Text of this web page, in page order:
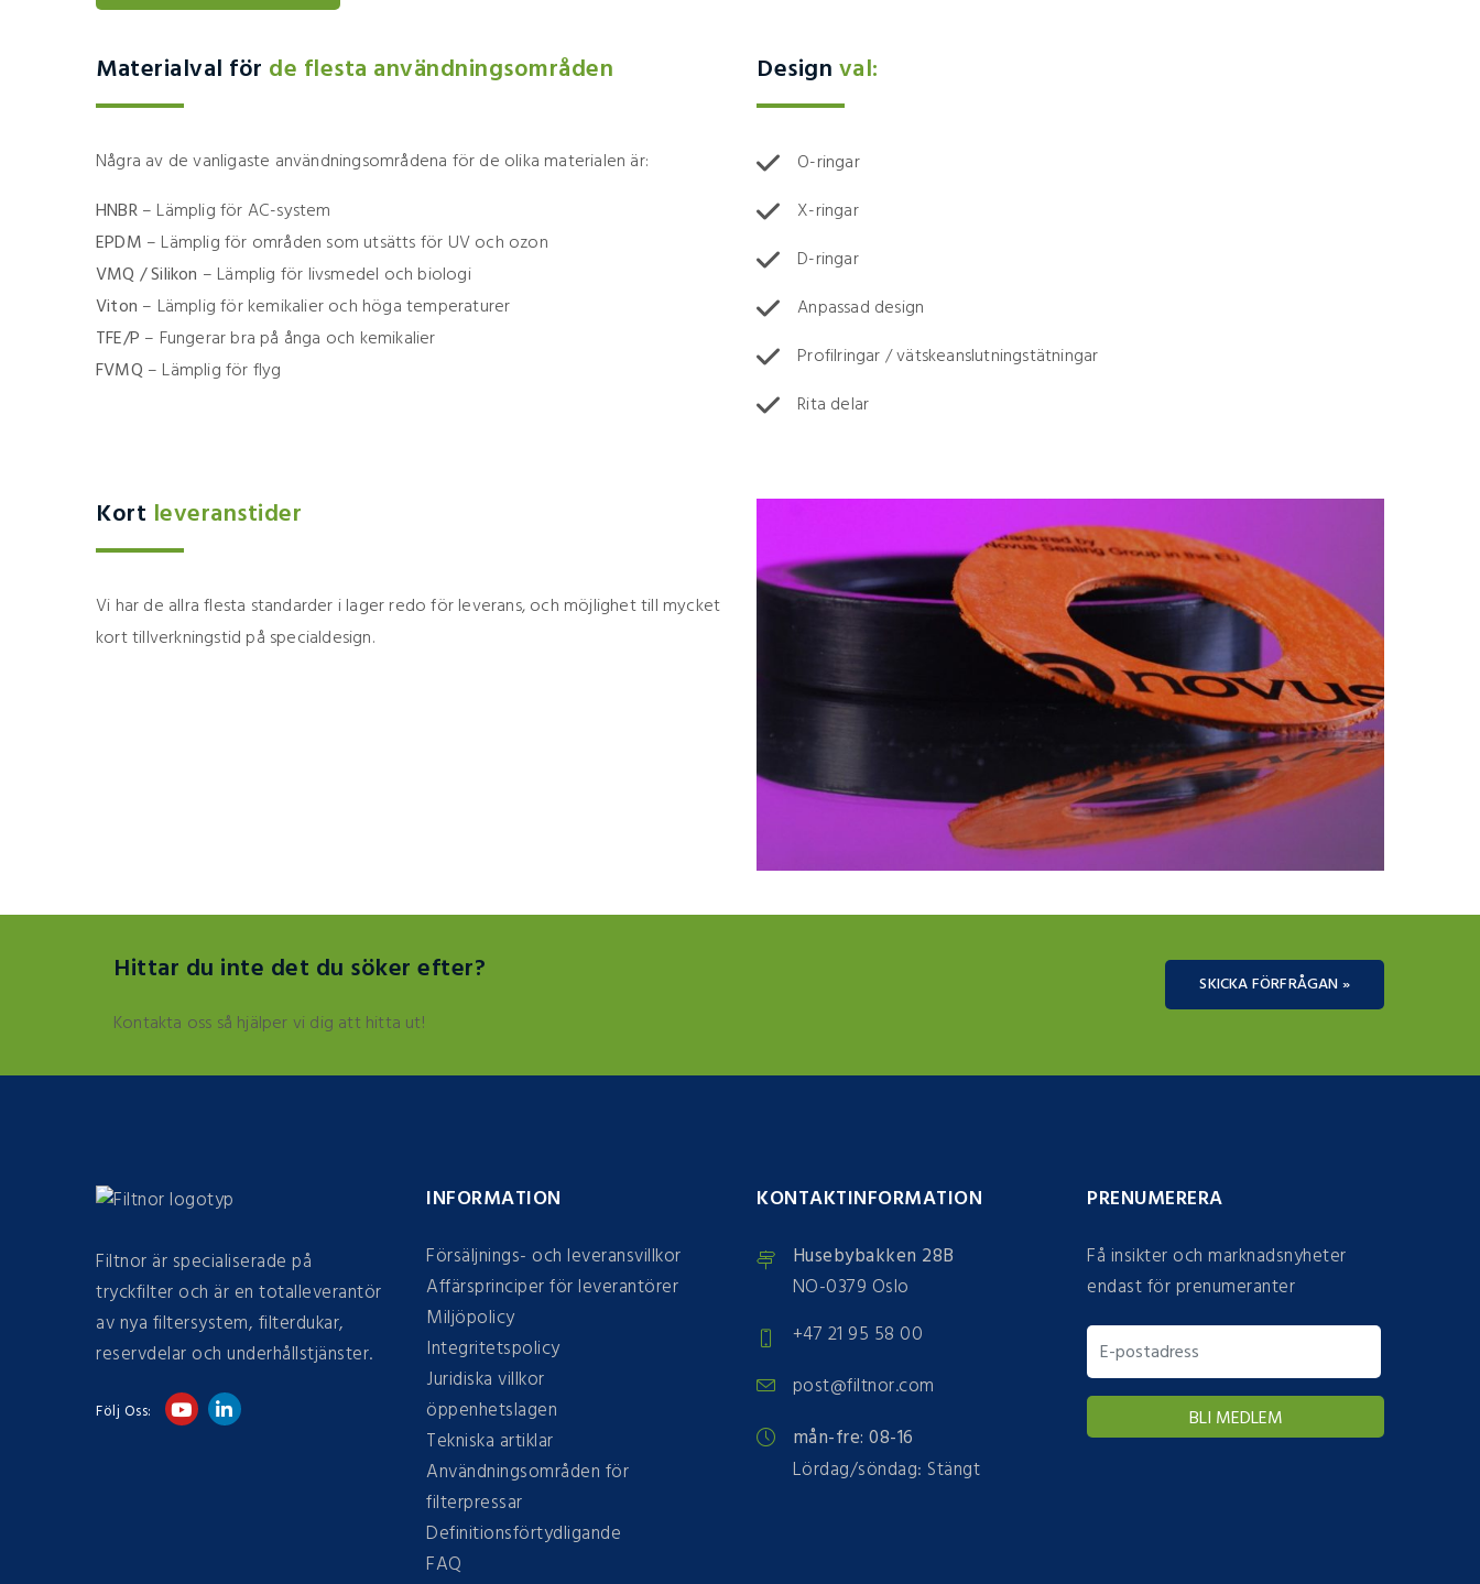
Materialval för de flesta användningsområden
Några av de vanligaste användningsområdena för de olika materialen är:
HNBR– Lämplig för AC-system
EPDM – Lämplig för områden som utsätts för UV och ozon
VMQ / Silikon – Lämplig för livsmedel och biologi
Viton – Lämplig för kemikalier och höga temperaturer
TFE/P – Fungerar bra på ånga och kemikalier
FVMQ– Lämplig för flyg
Design val:
O-ringar
X-ringar
D-ringar
Anpassad design
Profilringar / vätskeanslutningstätningar
Rita delar
Kort leveranstider
Vi har de allra flesta standarder i lager redo för leverans, och möjlighet till mycket
kort tillverkningstid på specialdesign.
Hittar du inte det du söker efter?
Kontakta oss så hjälper vi dig att hitta ut!
SKICKA FÖRFRÅGAN »
Filtnor är specialiserade på
tryckfilter och är en totalleverantör
av nya filtersystem, filterdukar,
reservdelar och underhållstjänster.
Följ Oss:
INFORMATION
Försäljnings- och leveransvillkor
Affärsprinciper för leverantörer
Miljöpolicy
Integritetspolicy
Juridiska villkor
öppenhetslagen
Tekniska artiklar
Användningsområden för
filterpressar
Definitionsförtydligande
FAQ
KONTAKTINFORMATION
Husebybakken 28B
NO-0379 Oslo
+47 21 95 58 00
post@filtnor.com
mån-fre: 08-16
Lördag/söndag: Stängt
PRENUMERERA
Få insikter och marknadsnyheter
endast för prenumeranter